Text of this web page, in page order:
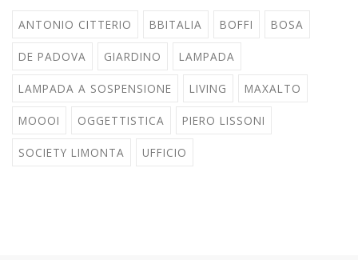
ANTONIO CITTERIO BBITALIA BOFFI BOSA
DE PADOVA GIARDINO LAMPADA
LAMPADA A SOSPENSIONE LIVING MAXALTO
MOOOI OGGETTISTICA PIERO LISSONI
SOCIETY LIMONTA UFFICIO